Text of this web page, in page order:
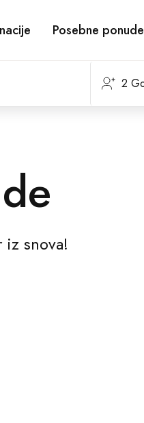
Posebne ponude
snova!